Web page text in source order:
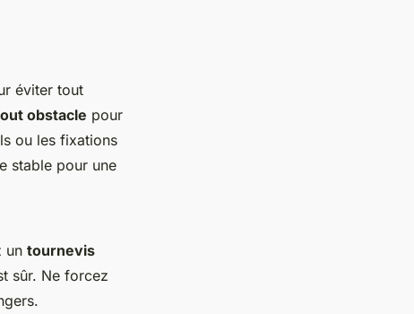
éviter tout
obstacle pour
ou les fixations
stable pour une
un tournevis
sûr. Ne forcez